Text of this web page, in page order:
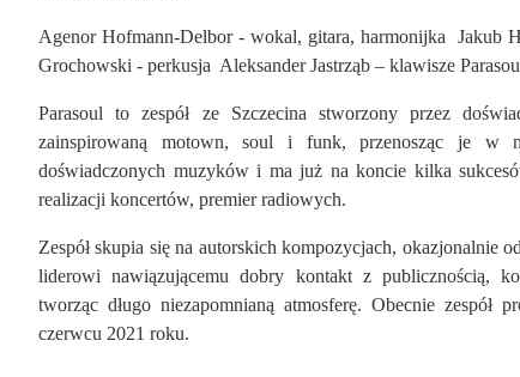
Agenor Hofmann-Delbor - wokal, gitara, harmonijka Jakub
Grochowski - perkusja Aleksander Jastrząb – klawisze
Parasoul to zespół ze Szczecina stworzony przez
zainspirowaną motown, soul i funk, przenosząc je w
doświadczonych muzyków i ma już na koncie kilka
realizacji koncertów, premier radiowych.
Zespół skupia się na autorskich kompozycjach, okazjonalnie
liderowi nawiązującemu dobry kontakt z publicznością,
tworząc długo niezapomnianą atmosferę. Obecnie
czerwcu 2021 roku.